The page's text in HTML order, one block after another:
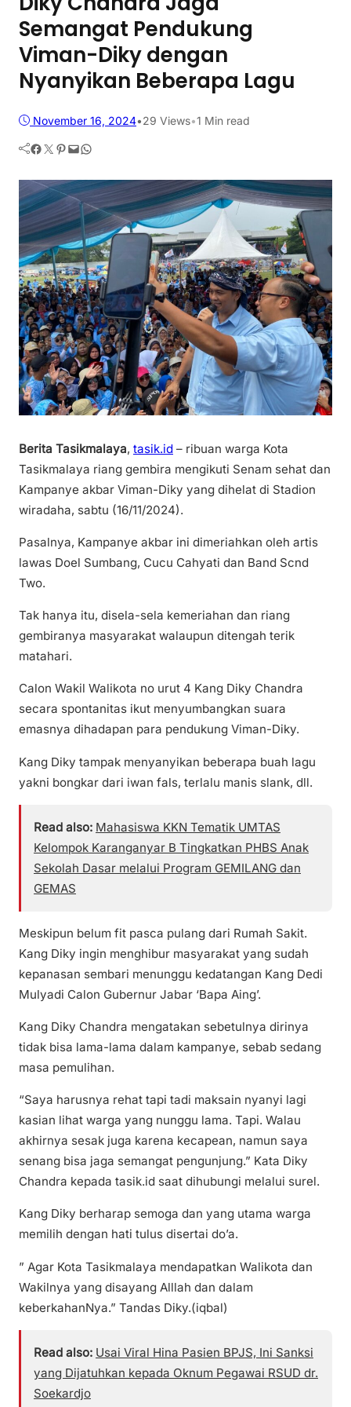
Semangat Pendukung
Viman-Diky dengan
Nyanyikan Beberapa Lagu
November 16, 2024•29 Views•1 Min read
Facebook Twitter Pinterest Mail WhatsApp
Berita Tasikmalaya, tasik.id – ribuan warga Kota
Tasikmalaya riang gembira mengikuti Senam sehat dan
Kampanye akbar Viman-Diky yang dihelat di Stadion
wiradaha, sabtu (16/11/2024).
Pasalnya, Kampanye akbar ini dimeriahkan oleh artis
lawas Doel Sumbang, Cucu Cahyati dan Band Scnd
Two.
Tak hanya itu, disela-sela kemeriahan dan riang
gembiranya masyarakat walaupun ditengah terik
matahari.
Calon Wakil Walikota no urut 4 Kang Diky Chandra
secara spontanitas ikut menyumbangkan suara
emasnya dihadapan para pendukung Viman-Diky.
Kang Diky tampak menyanyikan beberapa buah lagu
yakni bongkar dari iwan fals, terlalu manis slank, dll.
Read also: Mahasiswa KKN Tematik UMTAS
Kelompok Karanganyar B Tingkatkan PHBS Anak
Sekolah Dasar melalui Program GEMILANG dan
GEMAS
Meskipun belum fit pasca pulang dari Rumah Sakit.
Kang Diky ingin menghibur masyarakat yang sudah
kepanasan sembari menunggu kedatangan Kang Dedi
Mulyadi Calon Gubernur Jabar ‘Bapa Aing’.
Kang Diky Chandra mengatakan sebetulnya dirinya
tidak bisa lama-lama dalam kampanye, sebab sedang
masa pemulihan.
“Saya harusnya rehat tapi tadi maksain nyanyi lagi
kasian lihat warga yang nunggu lama. Tapi. Walau
akhirnya sesak juga karena kecapean, namun saya
senang bisa jaga semangat pengunjung.” Kata Diky
Chandra kepada tasik.id saat dihubungi melalui surel.
Kang Diky berharap semoga dan yang utama warga
memilih dengan hati tulus disertai do’a.
” Agar Kota Tasikmalaya mendapatkan Walikota dan
Wakilnya yang disayang Alllah dan dalam
keberkahanNya.” Tandas Diky.(iqbal)
Read also: Usai Viral Hina Pasien BPJS, Ini Sanksi
yang Dijatuhkan kepada Oknum Pegawai RSUD dr.
Soekardjo